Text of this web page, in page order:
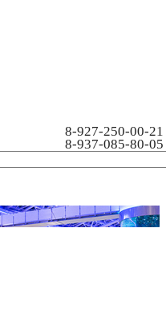
8-927-250-00-21
8-937-085-80-05